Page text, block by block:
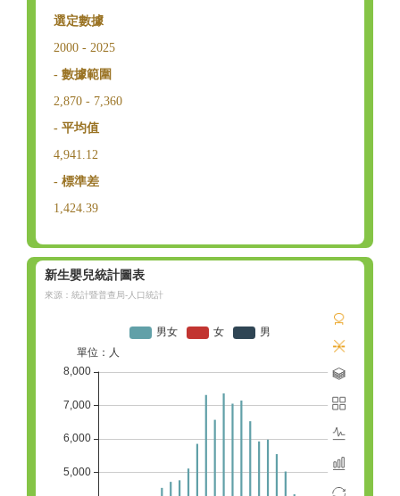
選定數據
2000 - 2025
- 數據範圍
2,870 - 7,360
- 平均值
4,941.12
- 標準差
1,424.39